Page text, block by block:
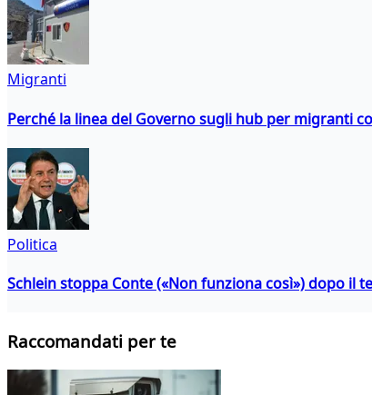
Migranti
Perché la linea del Governo sugli hub per migranti
Politica
Schlein stoppa Conte («Non funziona così») dopo il
Raccomandati per te